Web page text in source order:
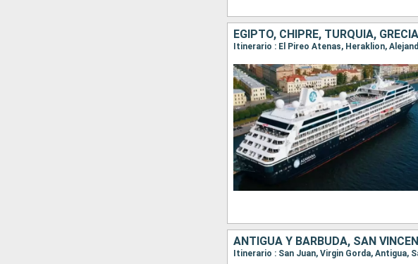
EGIPTO, CHIPRE, TURQUÍA, GRECIA
Itinerario : El Pireo Atenas, Heraklion,